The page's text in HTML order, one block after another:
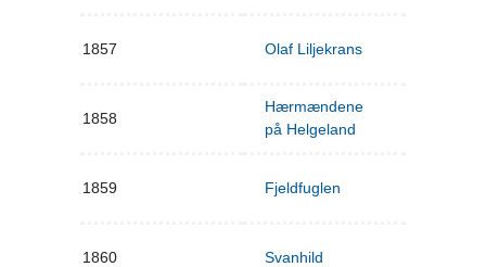
1857 Olaf Liljekrans
1858
Hærmændene
på Helgeland
1859 Fjeldfuglen
1860 Svanhild